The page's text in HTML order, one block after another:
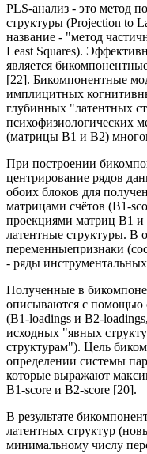
PLS-анализ - это метод
структуры (Projection to
название - "метод
Least Squares).
является
[22]. Бикомпонентные
имплицитных
глубинных "латентных
психофизиологических
(матрицы B1 и B2)
При построении
центрирование рядов
обоих блоков для
матрицами счётов (B1-
проекциями матриц B1 и
латентные структуры. В
переменныепризнаки
- ряды
Полученные в
описываются с помощью
(B1-loadings и B2-
исходных "явных
структурам"). Цель
определении системы
которые выражают
B1-score и B2-score [20].
В результате
латентных структур
минимальному числу